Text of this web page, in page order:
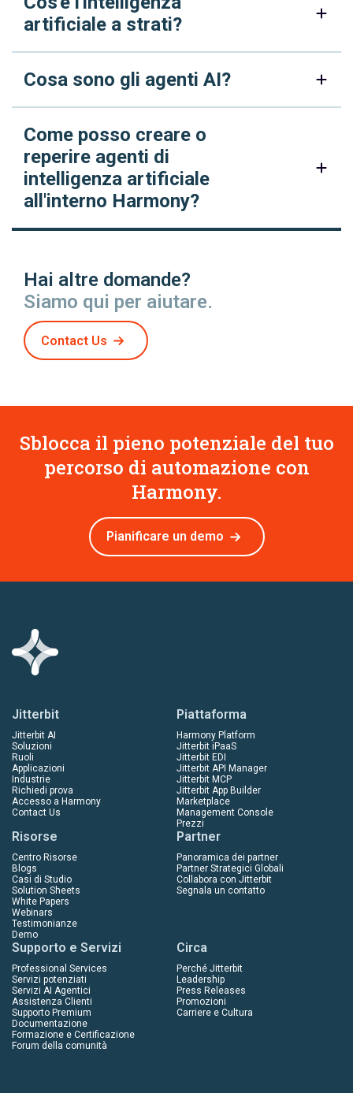
artificiale a strati?
Cosa sono gli agenti AI?
Come posso creare o
reperire agenti di
intelligenza artificiale
all'interno Harmony?
Hai altre domande?
Siamo qui per aiutare.
Contact Us
Sblocca il pieno potenziale del tuo
percorso di automazione con
Harmony.
Pianificare un demo
Jitterbit
Jitterbit AI
Soluzioni
Ruoli
Applicazioni
Industrie
Richiedi prova
Accesso a Harmony
Contact Us
Piattaforma
Harmony Platform
Jitterbit iPaaS
Jitterbit EDI
Jitterbit API Manager
Jitterbit MCP
Jitterbit App Builder
Marketplace
Management Console
Prezzi
Risorse
Centro Risorse
Blogs
Casi di Studio
Solution Sheets
White Papers
Webinars
Testimonianze
Demo
Partner
Panoramica dei partner
Partner Strategici Globali
Collabora con Jitterbit
Segnala un contatto
Supporto e Servizi
Professional Services
Servizi potenziati
Servizi AI Agentici
Assistenza Clienti
Supporto Premium
Documentazione
Formazione e Certificazione
Forum della comunità
Circa
Perché Jitterbit
Leadership
Press Releases
Promozioni
Carriere e Cultura